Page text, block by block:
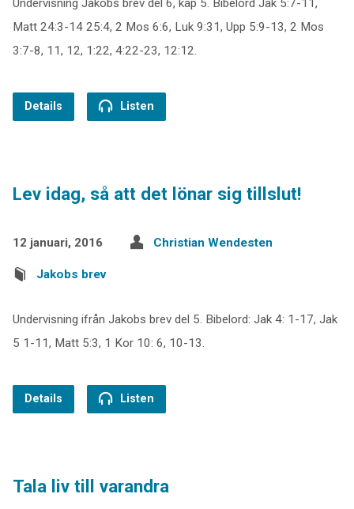
Undervisning Jakobs brev del 6, kap 5. Bibelord Jak 5:7-11,
Matt 24:3-14 25:4, 2 Mos 6:6, Luk 9:31, Upp 5:9-13, 2 Mos
3:7-8, 11, 12, 1:22, 4:22-23, 12:12.
Details Listen
Lev idag, så att det lönar sig tillslut!
12 januari, 2016 Christian Wendesten
Jakobs brev
Undervisning ifrån Jakobs brev del 5. Bibelord: Jak 4: 1-17, Jak
5 1-11, Matt 5:3, 1 Kor 10: 6, 10-13.
Details Listen
Tala liv till varandra